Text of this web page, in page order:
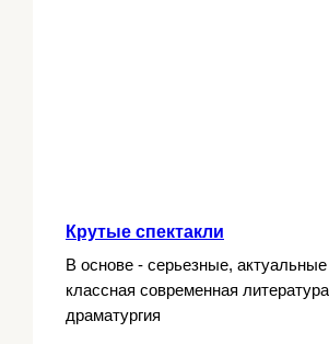
Крутые спектакли
В основе - серьезные,
классная современная
драматургия